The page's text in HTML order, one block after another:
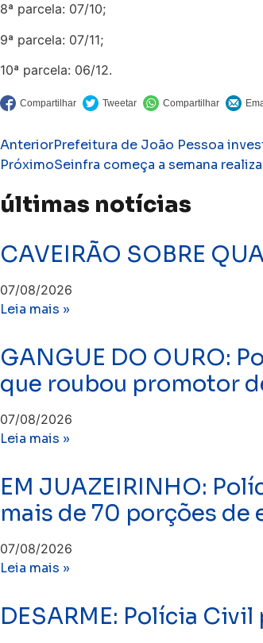
8ª parcela: 07/10;
9ª parcela: 07/11;
10ª parcela: 06/12.
AnteriorPrefeitura de João Pessoa
PróximoSeinfra começa a semana
últimas notícias
CAVEIRÃO SOBRE
07/08/2026
Leia mais »
GANGUE DO OURO:
que roubou promotor
07/08/2026
Leia mais »
EM JUAZEIRINHO:
mais de 70 porções
07/08/2026
Leia mais »
DESARME: Polícia